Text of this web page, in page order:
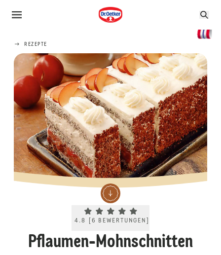
REZEPTE
Current rating 4.8. Click to rate.
4.8 6 BEWERTUNGEN
Pflaumen-Mohnschnitten